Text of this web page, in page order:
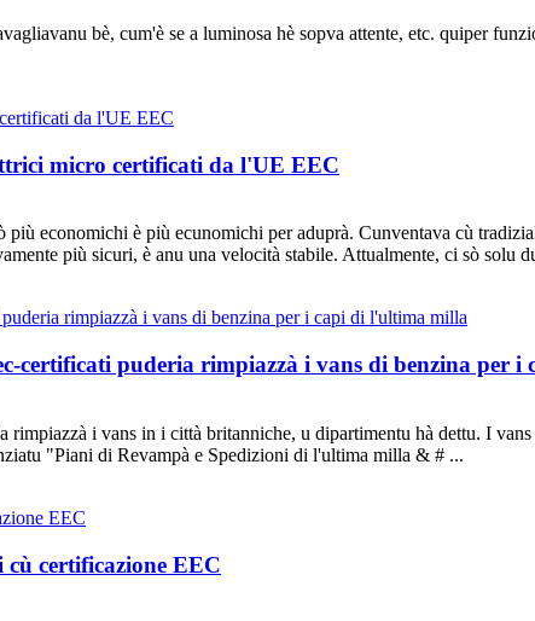
bè, cum'è se a luminosa hè sopva attente, etc. quiper
micro certificati da l'UE EEC
economichi è più ecunomichi per aduprà. Cunventava cù
più sicuri, è anu una velocità stabile. Attualmente, ci sò solu
certificati puderia rimpiazzà i vans di benzina per
i vans in i città britanniche, u dipartimentu hà dettu. I
"Piani di Revampà e Spedizioni di l'ultima milla & # ...
certificazione EEC